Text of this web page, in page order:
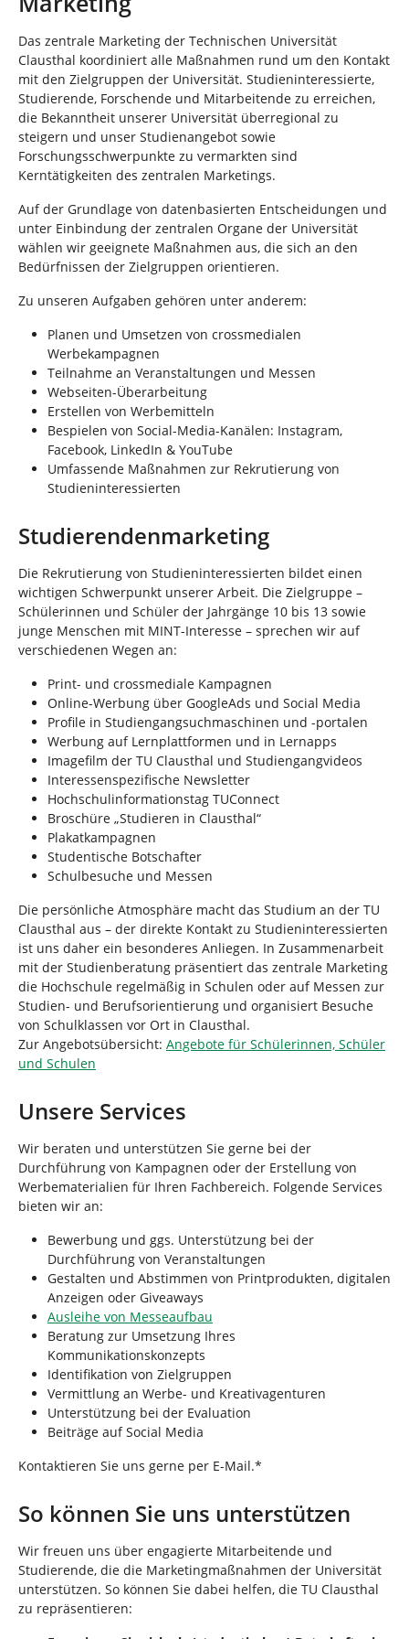
i
d
h
i
e
r
:
Das zentrale Marketing der Technischen Universität
Clausthal koordiniert alle Maßnahmen rund um den Kontakt
mit den Zielgruppen der Universität. Studieninteressierte,
Studierende, Forschende und Mitarbeitende zu erreichen,
die Bekanntheit unserer Universität überregional zu
steigern und unser Studienangebot sowie
Forschungsschwerpunkte zu vermarkten sind
Kerntätigkeiten des zentralen Marketings.
Auf der Grundlage von datenbasierten Entscheidungen und
unter Einbindung der zentralen Organe der Universität
wählen wir geeignete Maßnahmen aus, die sich an den
Bedürfnissen der Zielgruppen orientieren.
Zu unseren Aufgaben gehören unter anderem:
Planen und Umsetzen von crossmedialen
Werbekampagnen
Teilnahme an Veranstaltungen und Messen
Webseiten-Überarbeitung
Erstellen von Werbemitteln
Bespielen von Social-Media-Kanälen: Instagram,
Facebook, LinkedIn & YouTube
Umfassende Maßnahmen zur Rekrutierung von
Studieninteressierten
Studierendenmarketing
Die Rekrutierung von Studieninteressierten bildet einen
wichtigen Schwerpunkt unserer Arbeit. Die Zielgruppe –
Schülerinnen und Schüler der Jahrgänge 10 bis 13 sowie
junge Menschen mit MINT-Interesse – sprechen wir auf
verschiedenen Wegen an:
Print- und crossmediale Kampagnen
Online-Werbung über GoogleAds und Social Media
Profile in Studiengangsuchmaschinen und -portalen
Werbung auf Lernplattformen und in Lernapps
Imagefilm der TU Clausthal und Studiengangvideos
Interessenspezifische Newsletter
Hochschulinformationstag TUConnect
Broschüre „Studieren in Clausthal“
Plakatkampagnen
Studentische Botschafter
Schulbesuche und Messen
Die persönliche Atmosphäre macht das Studium an der TU
Clausthal aus – der direkte Kontakt zu Studieninteressierten
ist uns daher ein besonderes Anliegen. In Zusammenarbeit
mit der Studienberatung präsentiert das zentrale Marketing
die Hochschule regelmäßig in Schulen oder auf Messen zur
Studien- und Berufsorientierung und organisiert Besuche
von Schulklassen vor Ort in Clausthal.
Zur Angebotsübersicht: Angebote für Schülerinnen, Schüler
und Schulen
Unsere Services
Wir beraten und unterstützen Sie gerne bei der
Durchführung von Kampagnen oder der Erstellung von
Werbematerialien für Ihren Fachbereich. Folgende Services
bieten wir an:
Bewerbung und ggs. Unterstützung bei der
Durchführung von Veranstaltungen
Gestalten und Abstimmen von Printprodukten, digitalen
Anzeigen oder Giveaways
Ausleihe von Messeaufbau
Beratung zur Umsetzung Ihres
Kommunikationskonzepts
Identifikation von Zielgruppen
Vermittlung an Werbe- und Kreativagenturen
Unterstützung bei der Evaluation
Beiträge auf Social Media
Kontaktieren Sie uns gerne per E-Mail.*
So können Sie uns unterstützen
Wir freuen uns über engagierte Mitarbeitende und
Studierende, die die Marketingmaßnahmen der Universität
unterstützen. So können Sie dabei helfen, die TU Clausthal
zu repräsentieren: